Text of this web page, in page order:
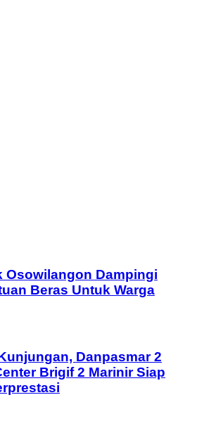
Osowilangon Dampingi
Beras Untuk Warga
Danpasmar 2
Brigif 2 Marinir Siap